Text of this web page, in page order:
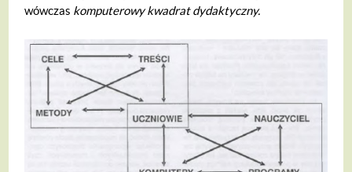
wówczas komputerowy kwadratdydaktyczny.